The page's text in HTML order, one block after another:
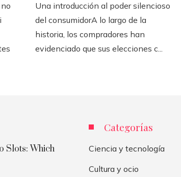
Una introducción al poder silencioso
del consumidorA lo largo de la
historia, los compradores han
evidenciado que sus elecciones c...
Slots: Which
Categorías
Ciencia y tecnología
Cultura y ocio